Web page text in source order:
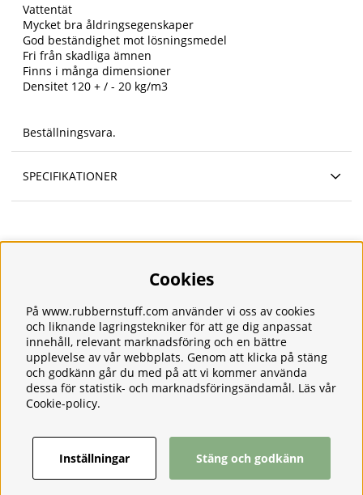
Vattentät
Mycket bra åldringsegenskaper
God beständighet mot lösningsmedel
Fri från skadliga ämnen
Finns i många dimensioner
Densitet 120 + / - 20 kg/m3
Beställningsvara.
SPECIFIKATIONER
Frakt
Integritetspolicy
Kontakt
Kundservice
Köpvillkor
Tjänster
Ångerrätt & Returer
Om oss
Cookies
På www.rubbernstuff.com använder vi oss av cookies
och liknande lagringstekniker för att ge dig anpassat
innehåll, relevant marknadsföring och en bättre
upplevelse av vår webbplats. Genom att klicka på stäng
och godkänn går du med på att vi kommer använda
dessa för statistik- och marknadsföringsändamål. Läs vår
Cookie-policy.
Inställningar Stäng och godkänn